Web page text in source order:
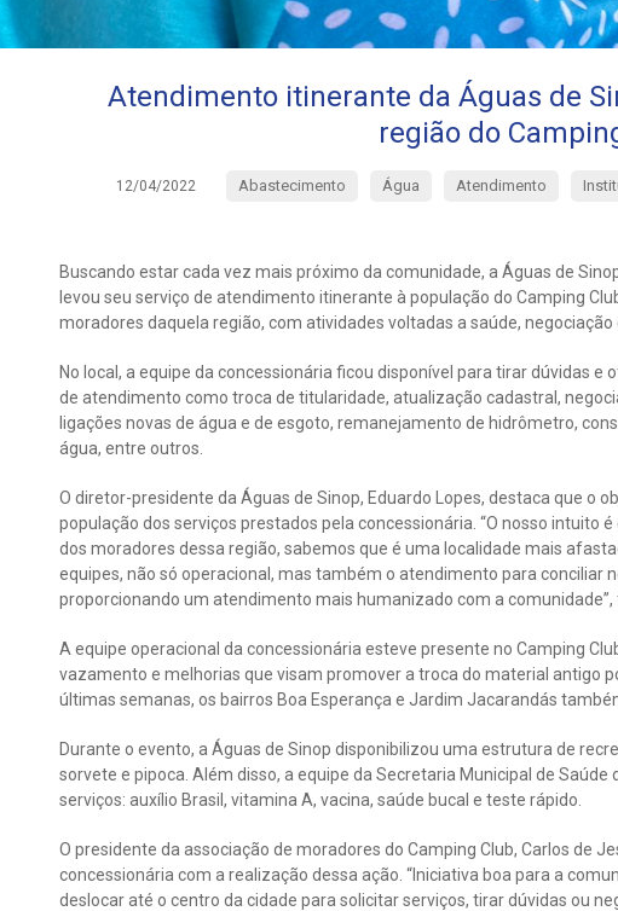
Atendimento itinerante da Águas de
região do
12/04/2022 Abastecimento Água Atendimento
Buscando estar cada vez mais próximo da comunidade, a Águas de
levou seu serviço de atendimento itinerante à população do Camping
moradores daquela região, com atividades voltadas a saúde,
No local, a equipe da concessionária ficou disponível para tirar dúvidas e
de atendimento como troca de titularidade, atualização cadastral,
ligações novas de água e de esgoto, remanejamento de hidrômetro,
água, entre outros.
O diretor-presidente da Águas de Sinop, Eduardo Lopes, destaca que o
população dos serviços prestados pela concessionária. “O nosso intuito
dos moradores dessa região, sabemos que é uma localidade mais
equipes, não só operacional, mas também o atendimento para conciliar
proporcionando um atendimento mais humanizado com a comunidade”,
A equipe operacional da concessionária esteve presente no Camping
vazamento e melhorias que visam promover a troca do material antigo
últimas semanas, os bairros Boa Esperança e Jardim Jacarandás
Durante o evento, a Águas de Sinop disponibilizou uma estrutura de
sorvete e pipoca. Além disso, a equipe da Secretaria Municipal de
serviços: auxílio Brasil, vitamina A, vacina, saúde bucal e teste rápido.
O presidente da associação de moradores do Camping Club, Carlos de
concessionária com a realização dessa ação. “Iniciativa boa para a
deslocar até o centro da cidade para solicitar serviços, tirar dúvidas ou